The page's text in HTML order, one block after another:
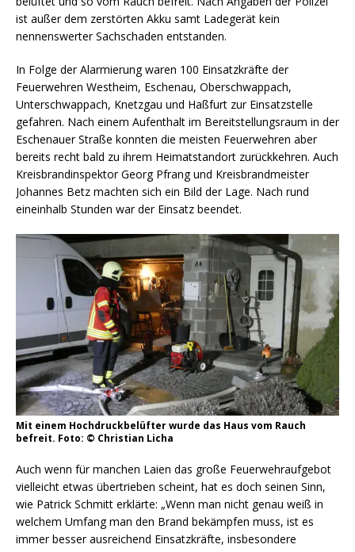
ist außer dem zerstörten Akku samt Ladegerät kein
nennenswerter Sachschaden entstanden.
In Folge der Alarmierung waren 100 Einsatzkräfte der
Feuerwehren Westheim, Eschenau, Oberschwappach,
Unterschwappach, Knetzgau und Haßfurt zur Einsatzstelle
gefahren. Nach einem Aufenthalt im Bereitstellungsraum in der
Eschenauer Straße konnten die meisten Feuerwehren aber
bereits recht bald zu ihrem Heimatstandort zurückkehren. Auch
Kreisbrandinspektor Georg Pfrang und Kreisbrandmeister
Johannes Betz machten sich ein Bild der Lage. Nach rund
eineinhalb Stunden war der Einsatz beendet.
Mit einem Hochdruckbelüfter wurde das Haus vom Rauch
befreit. Foto: © Christian Licha
Auch wenn für manchen Laien das große Feuerwehraufgebot
vielleicht etwas übertrieben scheint, hat es doch seinen Sinn,
wie Patrick Schmitt erklärte: „Wenn man nicht genau weiß in
welchem Umfang man den Brand bekämpfen muss, ist es
immer besser ausreichend Einsatzkräfte, insbesondere